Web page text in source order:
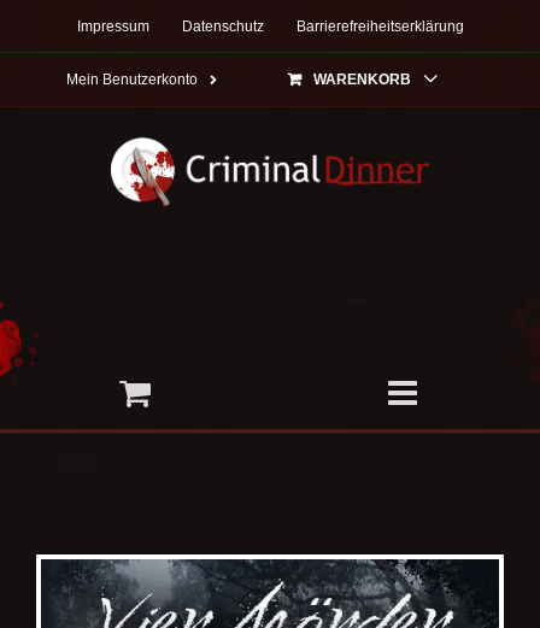
Impressum Datenschutz Barrierefreiheitserklärung
Mein Benutzerkonto WARENKORB